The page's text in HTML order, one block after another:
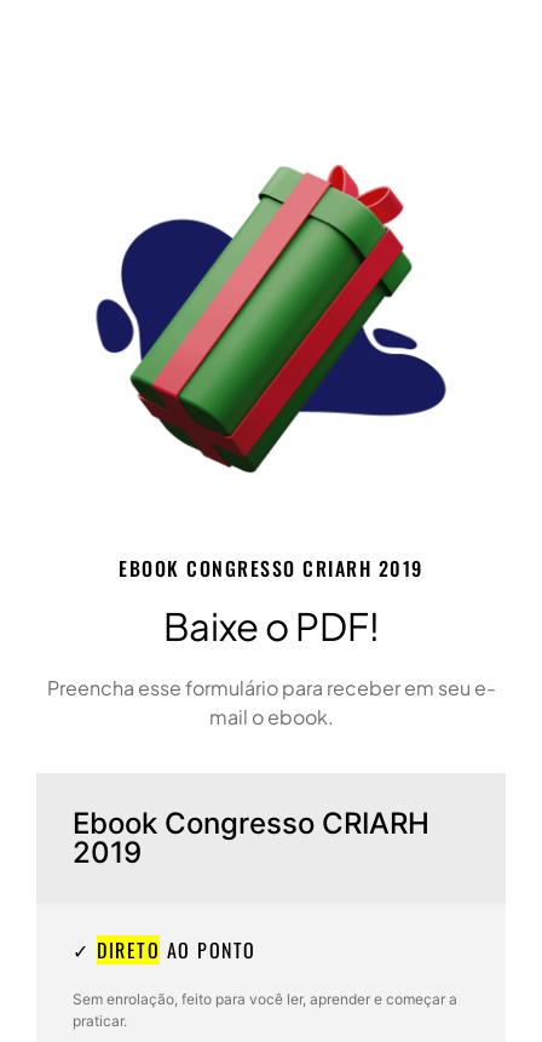
EBOOK CONGRESSO CRIARH 2019
Baixe o PDF!
Preencha esse formulário para receber em seu e-
mail o ebook.
Ebook Congresso CRIARH
2019
✓ DIRETO AO PONTO
Sem enrolação, feito para você ler, aprender e começar a
praticar.